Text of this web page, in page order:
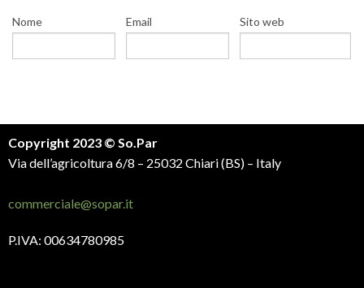
Nome Email Sito web
Copyright 2023 © So.Par
Via dell’agricoltura 6/8 – 25032 Chiari (BS) – Italy
commerciale@sopar.it
P.IVA: 00634780985